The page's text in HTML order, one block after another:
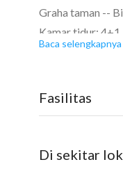
Graha taman --
Kamar tidur: 4+1
Kamar mandi: 3+1
Berapa lantai? 2
Baca selengkapnya
Fasilitas
Di sekitar